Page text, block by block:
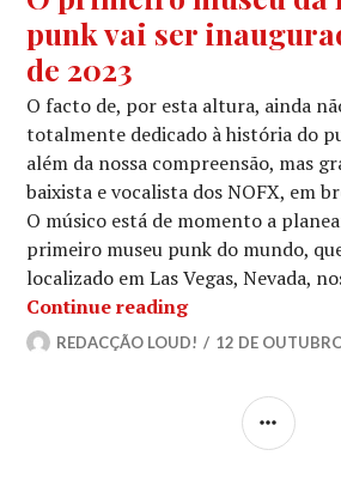
punk vai ser
de 2023
O facto de, por esta altura, ainda
totalmente dedicado à história do
além da nossa compreensão, mas
baixista e vocalista dos NOFX, em
O músico está de momento a
primeiro museu punk do mundo,
localizado em Las Vegas, Nevada,
Continue readingO primeiro
REDACÇÃO LOUD! 12 DE